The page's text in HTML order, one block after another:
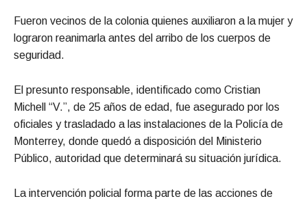
Fueron vecinos de la colonia quienes auxiliaron a la mujer y
lograron reanimarla antes del arribo de los cuerpos de
seguridad.
El presunto responsable, identificado como Cristian
Michell “V.”, de 25 años de edad, fue asegurado por los
oficiales y trasladado a las instalaciones de la Policía de
Monterrey, donde quedó a disposición del Ministerio
Público, autoridad que determinará su situación jurídica.
La intervención policial forma parte de las acciones de